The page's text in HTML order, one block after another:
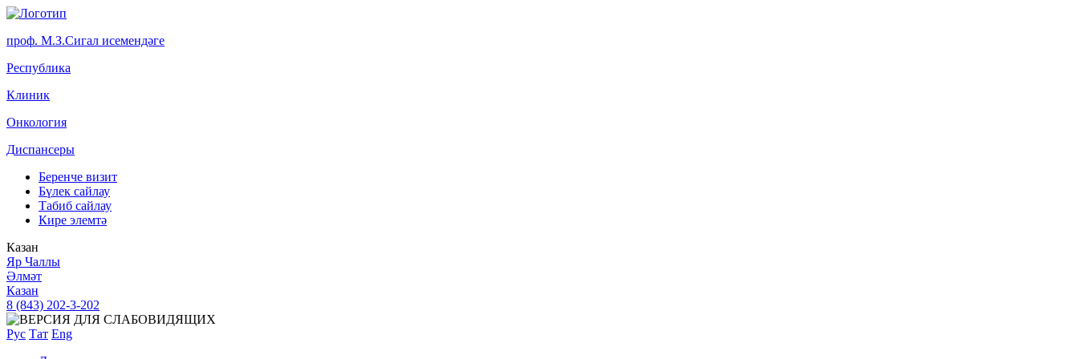
проф. М.З.Сигал исемендәге
Республика
Клиник
Онкология
Диспансеры
Беренче визит
Бүлек сайлау
Табиб сайлау
Кире элемтә
Казан
Яр Чаллы
Әлмәт
Казан
8 (843) 202-3-202
Рус Тат Eng